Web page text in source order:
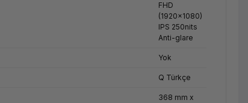
FHD
(1920x1080)
IPS 250nits
Anti-glare
Yok
Q Türkçe
368 mm x